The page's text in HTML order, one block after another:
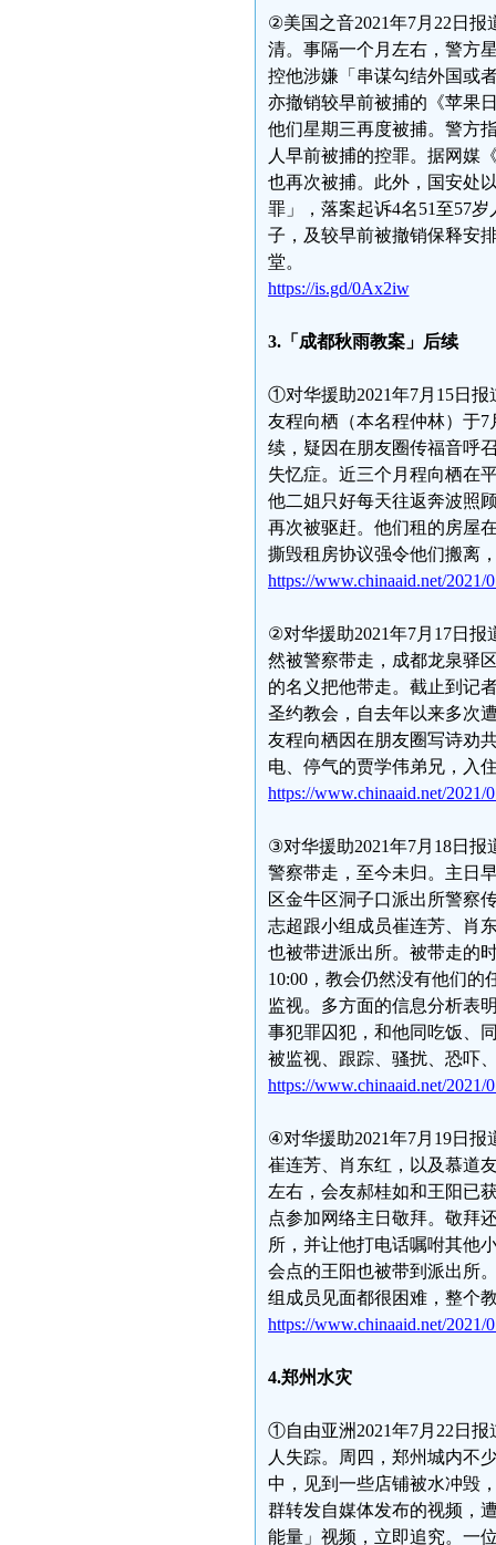
②美国之音2021年7月22日报
清。事隔一个月左右，警方
控他涉嫌「串谋勾结外国或
亦撤销较早前被捕的《苹果
他们星期三再度被捕。警方
人早前被捕的控罪。据网媒
也再次被捕。此外，国安处
罪」，落案起诉4名51至57
子，及较早前被撤销保释安
堂。
https://is.gd/0Ax2iw
3.「成都秋雨教案」后续
①对华援助2021年7月15日报
友程向栖（本名程仲林）于
续，疑因在朋友圈传福音呼
失忆症。近三个月程向栖在
他二姐只好每天往返奔波照
再次被驱赶。他们租的房屋
撕毁租房协议强令他们搬离
https://www.chinaaid.net/2021/
②对华援助2021年7月17日报
然被警察带走，成都龙泉驿
的名义把他带走。截止到记
圣约教会，自去年以来多次
友程向栖因在朋友圈写诗劝
电、停气的贾学伟弟兄，入
https://www.chinaaid.net/2021/
③对华援助2021年7月18日报
警察带走，至今未归。主日
区金牛区洞子口派出所警察
志超跟小组成员崔连芳、肖
也被带进派出所。被带走的
10:00，教会仍然没有他们
监视。多方面的信息分析表
事犯罪囚犯，和他同吃饭、
被监视、跟踪、骚扰、恐吓
https://www.chinaaid.net/2021/
④对华援助2021年7月19日报
崔连芳、肖东红，以及慕道
左右，会友郝桂如和王阳已
点参加网络主日敬拜。敬拜
所，并让他打电话嘱咐其他
会点的王阳也被带到派出所
组成员见面都很困难，整个
https://www.chinaaid.net/2021/
4.郑州水灾
①自由亚洲2021年7月22日报
人失踪。周四，郑州城内不
中，见到一些店铺被水冲毁
群转发自媒体发布的视频，
能量」视频，立即追究。一